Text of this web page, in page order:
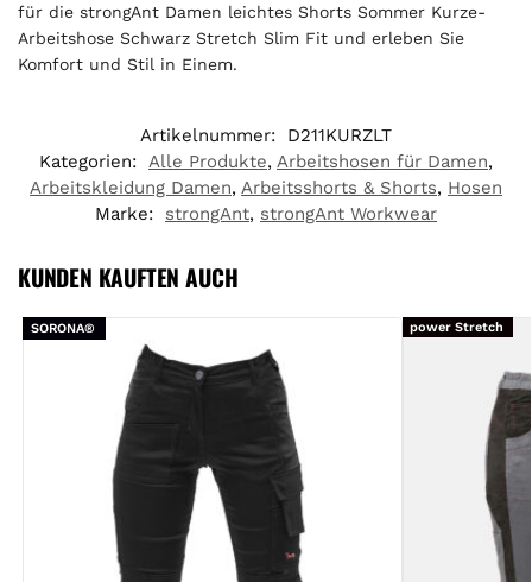
für die strongAnt Damen leichtes Shorts Sommer Kurze-
Arbeitshose Schwarz Stretch Slim Fit und erleben Sie
Komfort und Stil in Einem.
Artikelnummer:
D211KURZLT
Kategorien: Alle Produkte, Arbeitshosen für Damen,
Arbeitskleidung Damen, Arbeitsshorts & Shorts, Hosen
Marke:
strongAnt, strongAnt Workwear
KUNDEN KAUFTEN AUCH
SORONA®
SORONA® power Stretch
power Stretch